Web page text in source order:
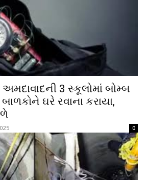
અમદાવાદની 3 સ્કૂલોમાં બોમ્બ
ઘરે રવાના કરાયા,
0